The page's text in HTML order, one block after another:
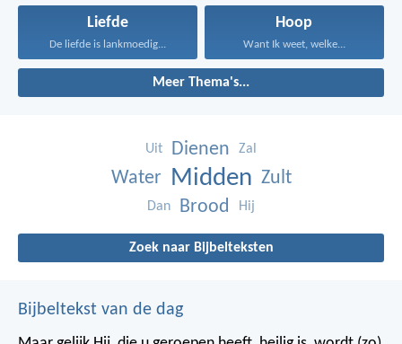
Liefde
De liefde is lankmoedig...
Hoop
Want Ik weet, welke...
Meer Thema's...
Uit Dienen Zal
Water Midden Zult
Dan Brood Hij
Zoek naar Bijbelteksten
Bijbeltekst van de dag